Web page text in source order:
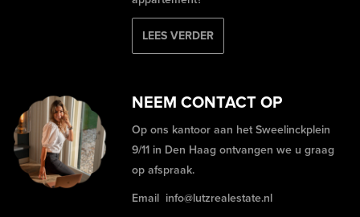
LEES VERDER
NEEM CONTACT OP
Op ons kantoor aan het Sweelinckplein
9/11 in Den Haag ontvangen we u graag
op afspraak.
Email info@lutzrealestate.nl